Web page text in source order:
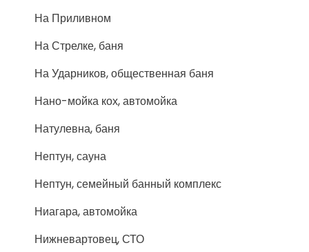
На Приливном
На Стрелке, баня
На Ударников, общественная баня
Нано-мойка кох, автомойка
Натулевна, баня
Нептун, сауна
Нептун, семейный банный комплекс
Ниагара, автомойка
Нижневартовец, СТО